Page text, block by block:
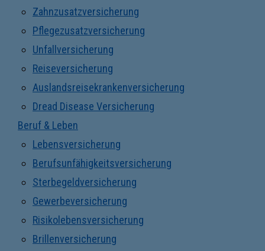
Zahnzusatzversicherung
Pflegezusatzversicherung
Unfallversicherung
Reiseversicherung
Auslandsreisekrankenversicherung
Dread Disease Versicherung
Beruf & Leben
Lebensversicherung
Berufsunfähigkeitsversicherung
Sterbegeldversicherung
Gewerbeversicherung
Risikolebensversicherung
Brillenversicherung